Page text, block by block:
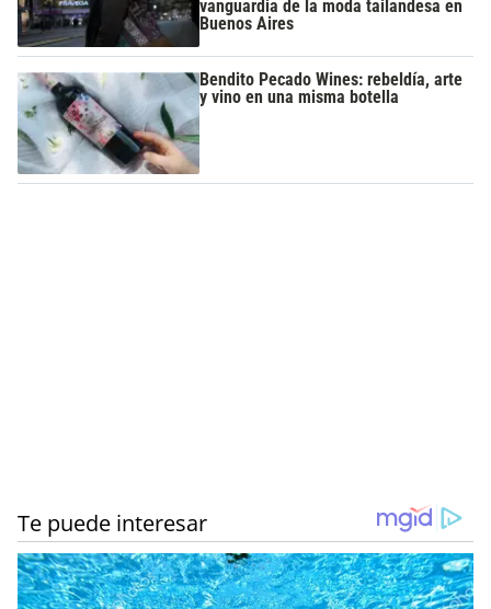
vanguardia de la moda tailandesa en
Buenos Aires
Bendito Pecado Wines: rebeldía, arte
y vino en una misma botella